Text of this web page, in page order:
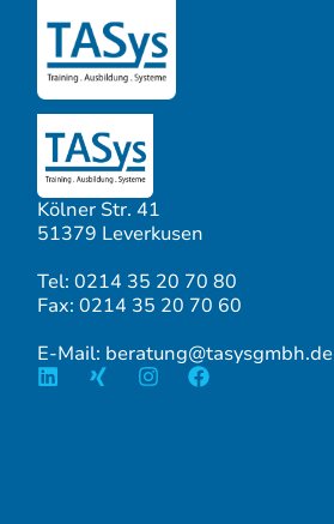
Kölner Str. 41
51379 Leverkusen
Tel: 0214 35 20 70 80
Fax: 0214 35 20 70 60
E-Mail: beratung@tasysgmbh.de